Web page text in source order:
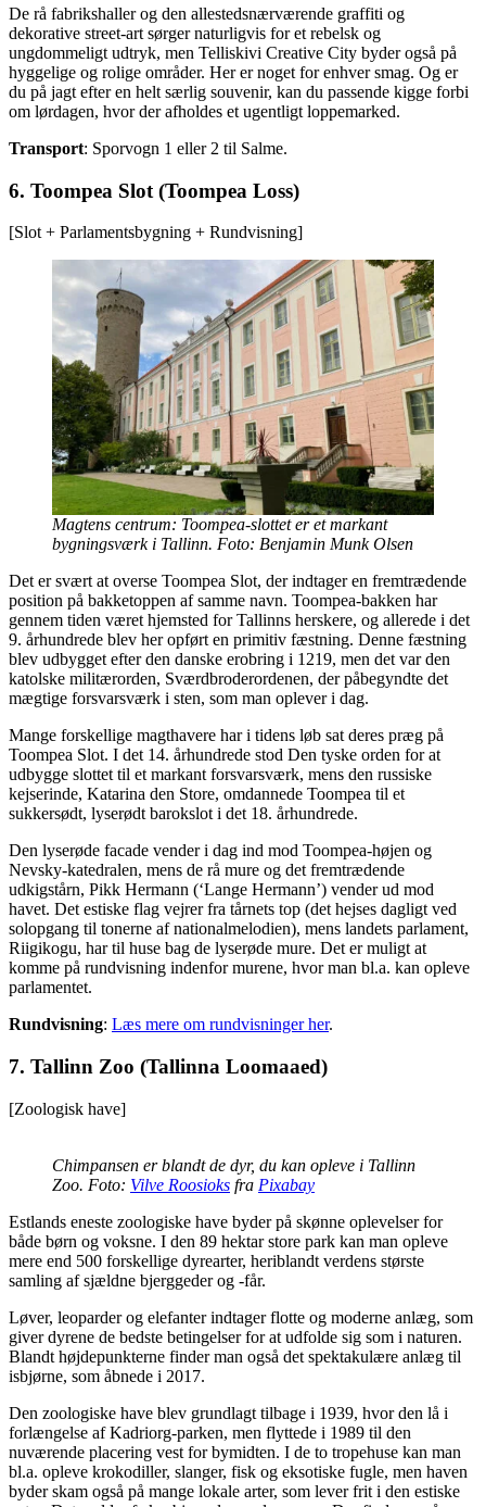
De rå fabrikshaller og den allestedsnærværende graffiti og
dekorative street-art sørger naturligvis for et rebelsk og
ungdommeligt udtryk, men Telliskivi Creative City byder også på
hyggelige og rolige områder. Her er noget for enhver smag. Og er
du på jagt efter en helt særlig souvenir, kan du passende kigge forbi
om lørdagen, hvor der afholdes et ugentligt loppemarked.
Transport: Sporvogn 1 eller 2 til Salme.
6. Toompea Slot (Toompea Loss)
[Slot + Parlamentsbygning + Rundvisning]
Magtens centrum: Toompea-slottet er et markant
bygningsværk i Tallinn. Foto: Benjamin Munk Olsen
Det er svært at overse Toompea Slot, der indtager en fremtrædende
position på bakketoppen af samme navn. Toompea-bakken har
gennem tiden været hjemsted for Tallinns herskere, og allerede i det
9. århundrede blev her opført en primitiv fæstning. Denne fæstning
blev udbygget efter den danske erobring i 1219, men det var den
katolske militærorden, Sværdbroderordenen, der påbegyndte det
mægtige forsvarsværk i sten, som man oplever i dag.
Mange forskellige magthavere har i tidens løb sat deres præg på
Toompea Slot. I det 14. århundrede stod Den tyske orden for at
udbygge slottet til et markant forsvarsværk, mens den russiske
kejserinde, Katarina den Store, omdannede Toompea til et
sukkersødt, lyserødt barokslot i det 18. århundrede.
Den lyserøde facade vender i dag ind mod Toompea-højen og
Nevsky-katedralen, mens de rå mure og det fremtrædende
udkigstårn, Pikk Hermann (‘Lange Hermann’) vender ud mod
havet. Det estiske flag vejrer fra tårnets top (det hejses dagligt ved
solopgang til tonerne af nationalmelodien), mens landets parlament,
Riigikogu, har til huse bag de lyserøde mure. Det er muligt at
komme på rundvisning indenfor murene, hvor man bl.a. kan opleve
parlamentet.
Rundvisning: Læs mere om rundvisninger her.
7. Tallinn Zoo (Tallinna Loomaaed)
[Zoologisk have]
Chimpansen er blandt de dyr, du kan opleve i Tallinn
Zoo. Foto: Vilve Roosioks fra Pixabay
Estlands eneste zoologiske have byder på skønne oplevelser for
både børn og voksne. I den 89 hektar store park kan man opleve
mere end 500 forskellige dyrearter, heriblandt verdens største
samling af sjældne bjerggeder og -får.
Løver, leoparder og elefanter indtager flotte og moderne anlæg, som
giver dyrene de bedste betingelser for at udfolde sig som i naturen.
Blandt højdepunkterne finder man også det spektakulære anlæg til
isbjørne, som åbnede i 2017.
Den zoologiske have blev grundlagt tilbage i 1939, hvor den lå i
forlængelse af Kadriorg-parken, men flyttede i 1989 til den
nuværende placering vest for bymidten. I de to tropehuse kan man
bl.a. opleve krokodiller, slanger, fisk og eksotiske fugle, men haven
byder skam også på mange lokale arter, som lever frit i den estiske